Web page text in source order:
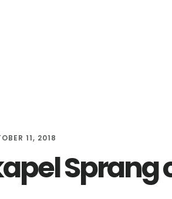
11, 2018
Sprang